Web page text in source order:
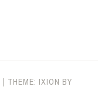
| THEME: IXION BY